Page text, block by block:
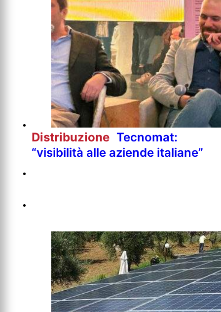
Distribuzione Tecnomat:
“visibilità alle aziende italiane”